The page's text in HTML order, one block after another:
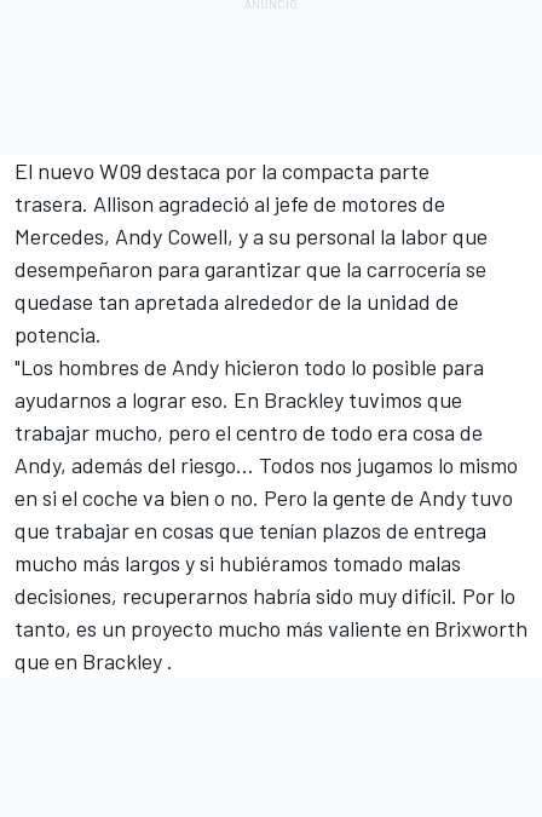
El nuevo W09 destaca por la compacta parte
trasera. Allison agradeció al jefe de motores de
Mercedes, Andy Cowell, y a su personal la labor que
desempeñaron para garantizar que la carrocería se
quedase tan apretada alrededor de la unidad de
potencia.
"Los hombres de Andy hicieron todo lo posible para
ayudarnos a lograr eso. En Brackley tuvimos que
trabajar mucho, pero el centro de todo era cosa de
Andy, además del riesgo... Todos nos jugamos lo mismo
en si el coche va bien o no. Pero la gente de Andy tuvo
que trabajar en cosas que tenían plazos de entrega
mucho más largos y si hubiéramos tomado malas
decisiones, recuperarnos habría sido muy difícil. Por lo
tanto, es un proyecto mucho más valiente en Brixworth
que en Brackley .